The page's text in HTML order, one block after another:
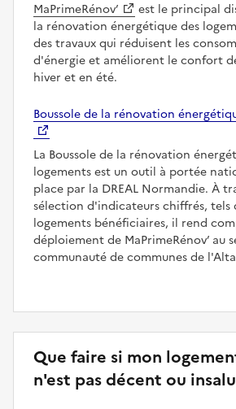
MaPrimeRénov’
est le principal
la rénovation énergétique des
des travaux qui réduisent les
d'énergie et améliorent le confort
hiver et en été.
Boussole de la rénovation
La Boussole de la rénovation
logements est un outil à portée
place par la DREAL Normandie. À
sélection d'indicateurs chiffrés, tels
logements bénéficiaires, il rend
déploiement de MaPrimeRénov’ au
communauté de communes de
Que faire si mon
n'est pas décent ou